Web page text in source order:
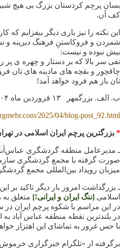
بسان پرچم کردستان بزرگ بی هیچ
کف آن.
این نکته را نیز باری دیگر بیفزایم که
شمردن و فروکاستنِ فرهنگ دیرینه و
بیش نبوده و نیست:
تفی سر بالا که بر دستار و چهره ی پر
چاقچور و بقچه های مادینه های تان
تان باز هم فرود خواهد آمد!
ب. الف. بزرگمهر ۱۳ فروردین ماه
2025/04/blog-post_92.html
* بزرگترین پرچم ایران اسلامی در
ـ مدیرعامل منطقه گردشگری
صورت گرفته‌ با مجمع گردشگری
میزبان رویداد بین‌المللی مجمع
ـ بزرگداشت امروز بار دیگر تاکید بر
اسلامی [ننگ ایران و ایرانی!] متعلق به
در این مراسم با شکوه پرچم ایران در
در بلندترین نقطه منطقه عباس آباد به
با حس غرور به تماشای این اهتزاز